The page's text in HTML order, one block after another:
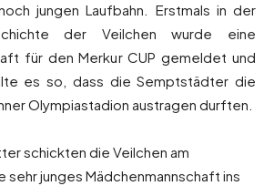
jungen Laufbahn. Erstmals in der
der Veilchen wurde eine
für den Merkur CUP gemeldet und
es so, dass die Semptstädter die
Olympiastadion austragen durften.
schickten die Veilchen am
sehr junges Mädchenmannschaft ins